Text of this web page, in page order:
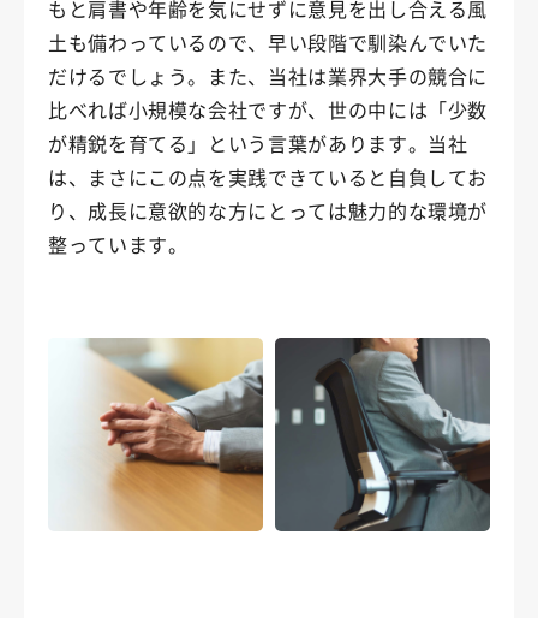
もと肩書や年齢を気にせずに意見を出し合える風
土も備わっているので、早い段階で馴染んでいた
だけるでしょう。また、当社は業界大手の競合に
比べれば小規模な会社ですが、世の中には「少数
が精鋭を育てる」という言葉があります。当社
は、まさにこの点を実践できていると自負してお
り、成長に意欲的な方にとっては魅力的な環境が
整っています。